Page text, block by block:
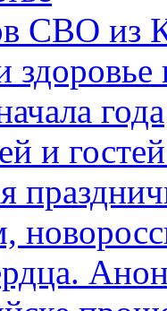
СВО из
года
и